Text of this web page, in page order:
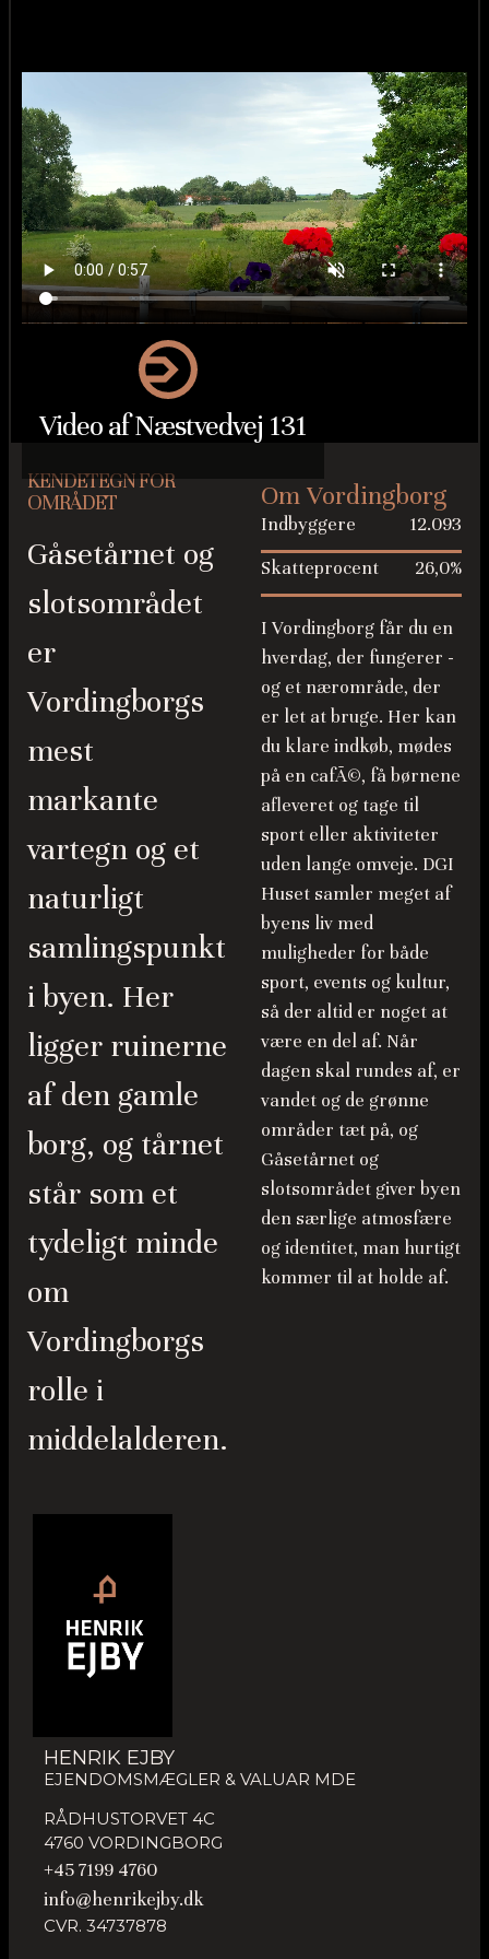
Stueplanet er tegnet med ét formål: At invitere
dagslyset og udsigten ind i hjertekulen. Hjemmets
centrum er det åbne rumforløb, hvor det stilrene
køkken flyder ubesværet sammen med alrummet og
stuen. De store vinduespartier fungerer som levende
malerier, og midt mellem simremad og sofahygge
leger lyset konstant med rummet. Bemærk også den
lette niveauforskydning, der yderligere understreger
den fine æstetik. Fra stuen er der direkte udgang til
terrassen, der udgør den ultimative ramme om lyse
sommeraftener.
Etagen rummer desuden to fredelige værelser, et
velindrettet badeværelse og en rummelig entré. Men
underetagen gemmer på endnu mere. Her findes
vaskerum, gæstetoilet, direkte adgang til garagen
samt tre yderst anvendelige disponible rum. Uanset
om drømmen er en teenageafdeling, et kreativt
atelier eller en hjemmebiograf, er rammerne sat.
Kvadratmeterne har endda potentiale for at blive
godkendt til beboelse.
Samtidig taler fornuften sit tydelige sprog: Med et
nyere tag, efterisoleret loft og en topmoderne,
intelligent kombination af solceller og luft-til-vand-
varmepumpe, får man et hjem, der også tager
økonomisk hensyn til fremtiden.
En have med hemmeligheder og eventyr
Udenfor gør det kuperede terræn grunden til alt
andet end gennemsnitlig. Haven er organisk opdelt i
forskellige sektioner, frodige kroge og vilde
gemmesteder. Det er en vaskeægte eventyrskov for
familiens yngste og en fuldstændig ustressende oase
for de voksne, hvor trækronernes susen og
fuglesangen er den permanente
underlægningsmusik.
Video af Næstvedvej 131
KENDETEGN FOR
OMRÅDET
Gåsetårnet og
slotsområdet
er
Vordingborgs
mest
markante
vartegn og et
naturligt
samlingspunkt
i byen. Her
ligger ruinerne
af den gamle
borg, og tårnet
står som et
tydeligt minde
om
Vordingborgs
rolle i
middelalderen.
Om Vordingborg
Indbyggere
12.093
Skatteprocent
26,0%
I Vordingborg får du en
hverdag, der fungerer -
og et nærområde, der
er let at bruge. Her kan
du klare indkøb, mødes
på en cafÃ©, få børnene
afleveret og tage til
sport eller aktiviteter
uden lange omveje. DGI
Huset samler meget af
byens liv med
muligheder for både
sport, events og kultur,
så der altid er noget at
være en del af. Når
dagen skal rundes af, er
vandet og de grønne
områder tæt på, og
Gåsetårnet og
slotsområdet giver byen
den særlige atmosfære
og identitet, man hurtigt
kommer til at holde af.
HENRIK EJBY
EJENDOMSMÆGLER & VALUAR MDE
RÅDHUSTORVET 4C
4760 VORDINGBORG
+45 7199 4760
info@henrikejby.dk
CVR. 34737878